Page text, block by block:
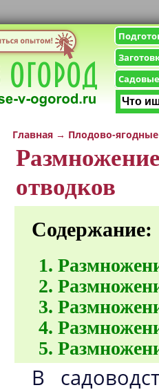
Главная → Плодово-
отводков
Содержание:
В